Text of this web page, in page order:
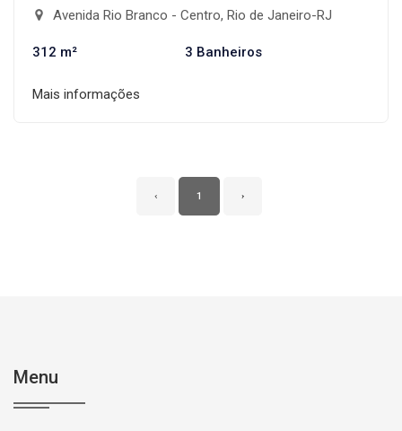
Avenida Rio Branco - Centro, Rio de Janeiro-RJ
312 m² 3 Banheiros
Mais informações
‹ 1 ›
Menu